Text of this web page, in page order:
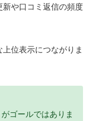
新や口コミ返信の頻度
位表示につながりま
ゴールではありま